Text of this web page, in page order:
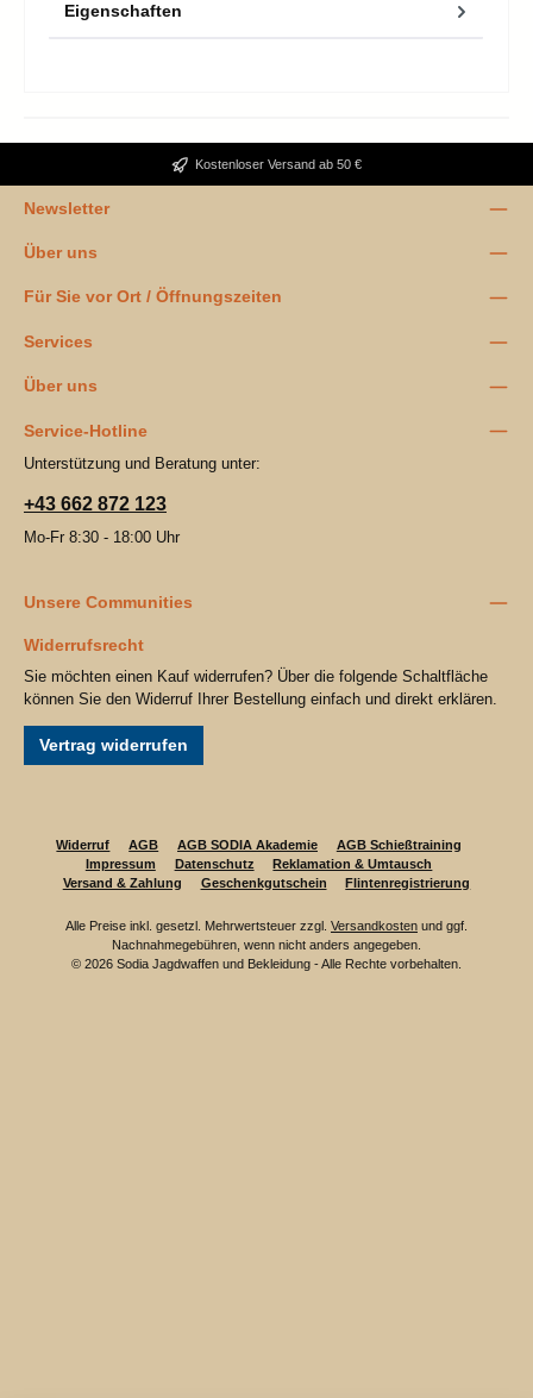
Eigenschaften
Kostenloser Versand ab 50 €
Newsletter
Über uns
Für Sie vor Ort / Öffnungszeiten
Services
Über uns
Service-Hotline
Unterstützung und Beratung unter:
+43 662 872 123
Mo-Fr 8:30 - 18:00 Uhr
Unsere Communities
Widerrufsrecht
Sie möchten einen Kauf widerrufen? Über die folgende Schaltfläche
können Sie den Widerruf Ihrer Bestellung einfach und direkt erklären.
Vertrag widerrufen
Widerruf AGB AGB SODIA Akademie
AGB Schießtraining
Impressum
Datenschutz
Reklamation & Umtausch
Versand & Zahlung
Geschenkgutschein Flintenregistrierung
Alle Preise inkl. gesetzl. Mehrwertsteuer zzgl. Versandkosten und ggf.
Nachnahmegebühren, wenn nicht anders angegeben.
© 2026 Sodia Jagdwaffen und Bekleidung - Alle Rechte vorbehalten.